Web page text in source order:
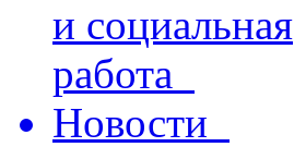
и социальная
работа
Новости